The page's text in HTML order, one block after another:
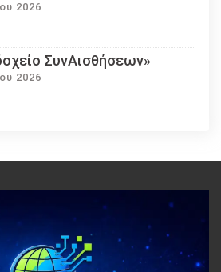
2026
ΣυνΑισθήσεων»
2026